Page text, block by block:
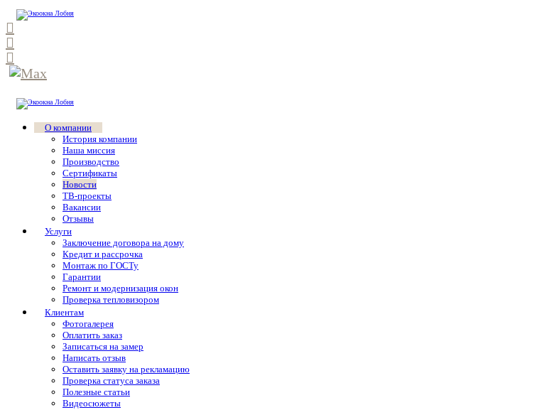
О компании
История компании
Наша миссия
Производство
Сертификаты
Новости
ТВ-проекты
Вакансии
Отзывы
Услуги
Заключение договора на дому
Кредит и рассрочка
Монтаж по ГОСТу
Гарантии
Ремонт и модернизация окон
Проверка тепловизором
Клиентам
Фотогалерея
Оплатить заказ
Записаться на замер
Написать отзыв
Оставить заявку на рекламацию
Проверка статуса заказа
Полезные статьи
Видеосюжеты